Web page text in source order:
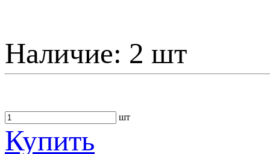
Наличие: 2 шт
шт
Купить